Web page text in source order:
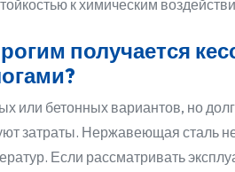
к химическим
получается
или бетонных вариантов, но
затраты. Нержавеющая сталь
Если рассматривать